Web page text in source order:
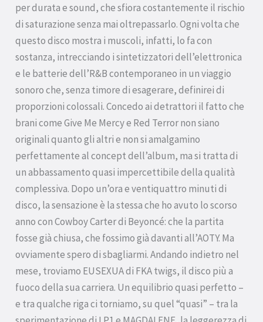
per durata e sound, che sfiora costantemente il rischio
di saturazione senza mai oltrepassarlo. Ogni volta che
questo disco mostra i muscoli, infatti, lo fa con
sostanza, intrecciando i sintetizzatori dell’elettronica
e le batterie dell’R&B contemporaneo in un viaggio
sonoro che, senza timore di esagerare, definirei di
proporzioni colossali. Concedo ai detrattori il fatto che
brani come Give Me Mercy e Red Terror non siano
originali quanto gli altri e non si amalgamino
perfettamente al concept dell’album, ma si tratta di
un abbassamento quasi impercettibile della qualità
complessiva. Dopo un’ora e ventiquattro minuti di
disco, la sensazione è la stessa che ho avuto lo scorso
anno con Cowboy Carter di Beyoncé: che la partita
fosse già chiusa, che fossimo già davanti all’AOTY. Ma
ovviamente spero di sbagliarmi. Andando indietro nel
mese, troviamo EUSEXUA di FKA twigs, il disco più a
fuoco della sua carriera. Un equilibrio quasi perfetto –
e tra qualche riga ci torniamo, su quel “quasi” – tra la